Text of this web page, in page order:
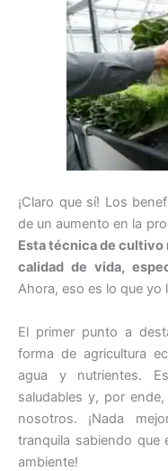
¡Claro que sí! Los
de un aumento en la
Esta técnica de cultivo
calidad de vida,
Ahora, eso es lo que yo
El primer punto a
forma de agricultura
agua y nutrientes.
saludables y, por
nosotros. ¡Nada
tranquila sabiendo que
ambiente!